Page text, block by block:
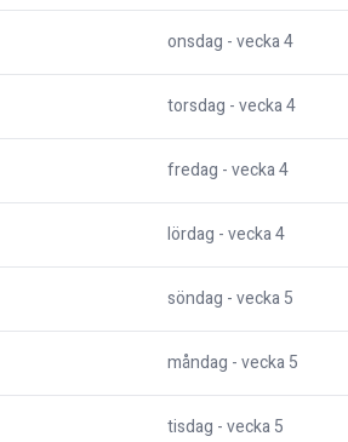
onsdag - vecka4
torsdag - vecka4
fredag - vecka4
lördag - vecka4
söndag - vecka5
måndag - vecka5
tisdag - vecka5